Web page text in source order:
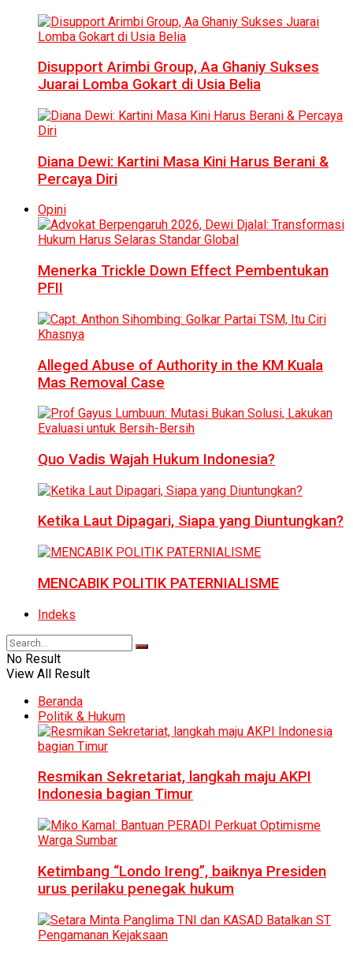
Disupport Arimbi Group, Aa Ghaniy Sukses
Juarai Lomba Gokart di Usia Belia
Diana Dewi: Kartini Masa Kini Harus Berani &
Percaya Diri
Opini
Menerka Trickle Down Effect Pembentukan
PFII
Alleged Abuse of Authority in the KM Kuala
Mas Removal Case
Quo Vadis Wajah Hukum Indonesia?
Ketika Laut Dipagari, Siapa yang Diuntungkan?
MENCABIK POLITIK PATERNIALISME
Indeks
No Result
View All Result
Beranda
Politik & Hukum
Resmikan Sekretariat, langkah maju AKPI
Indonesia bagian Timur
Ketimbang “Londo Ireng”, baiknya Presiden
urus perilaku penegak hukum